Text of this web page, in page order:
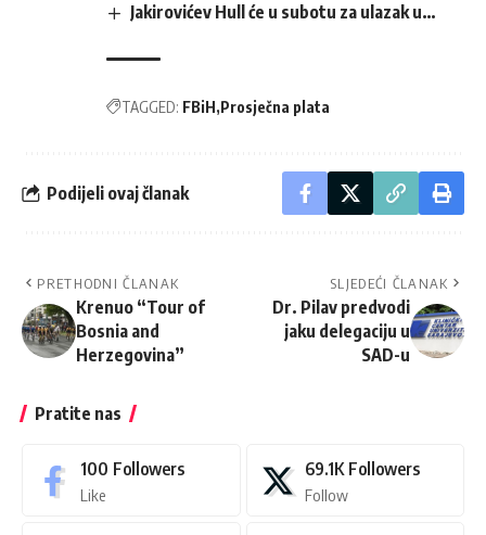
Jakirovićev Hull će u subotu za ulazak u…
TAGGED: FBiH Prosječna plata
Podijeli ovaj članak
PRETHODNI ČLANAK
Krenuo “Tour of
Bosnia and
Herzegovina”
SLJEDEĆI ČLANAK
Dr. Pilav predvodi
jaku delegaciju u
SAD-u
Pratite nas
100 Followers
Like
69.1K Followers
Follow